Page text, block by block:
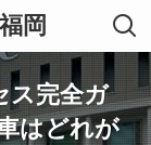
岡
ス完全ガ
はどれが